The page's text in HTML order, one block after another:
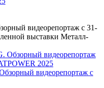
видеорепортаж с 31-
выставки Металл-
видеорепортаж с